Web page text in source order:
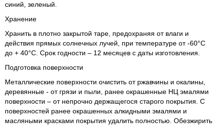
синий, зеленый.
Хранение
Хранить в плотно закрытой таре, предохраняя от влаги и
действия прямых солнечных лучей, при температуре от -60°С
до + 40°С. Срок годности – 12 месяцев с даты изготовления.
Подготовка поверхности
Металлические поверхности очистить от ржавчины и окалины,
деревянные - от грязи и пыли, ранее окрашенные НЦ эмалями
поверхности – от непрочно держащегося старого покрытия. С
поверхностей ранее окрашенных алкидными эмалями и
масляными красками покрытия удалить полностью. Обезжирить